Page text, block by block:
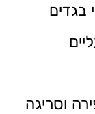
בגדים
וסריגה